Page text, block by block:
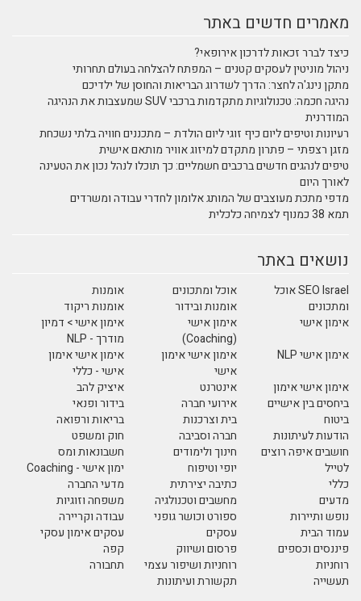
מאמרים חדשים באתר
כיצד לברר זכאות לדרכון אירופאי?
ניהול מוניטין לעסקים קטנים – המפתח להצלחה בעולם תחרותי
מתקן נינג'ה לחצר: הדרך לשדרוג הבריאות והחוסן של ילדיכם
נהיגה חכמה: טכנולוגיות מתקדמות ברכבי SUV שמעצבות את הנהיגה
המודרנית
רעיונות וטיפים ליום כיף זוגי ליום הולדת – מתכננים חוויה בלתי נשכחת
מזגן רצפתי – פתרון מתקדם למיזוג אוויר מותאם אישית
טיפים לנהגים חדשים ברכבים חשמליים: כך תוכלו לנהל נכון את הטעינה
לאורך היום
מדפי מתכת מעוצבים של המותג אלומון לחדרי עבודה ומשרדים
תמא 38 כמנוף לצמיחה כלכלית
נושאים באתר
SEO Israel אוכל
ומתכונים
אוכל ומתכונים
אומנות
אומנות ובידור
אומנות ריקוד
אימון אישי
אימון אישי
(Coaching)
אימון אישי > דמיון
מודרך - NLP
אימון אישי NLP
אימון אישי אימון
אישי
אימון אישי אימון
אישי - כללי
אימון אישי אימון
ביחסים בין אישיים
אינטרנט
איציק להב
אירועי חברה
בידור ופנאי
ביטוח
בית וצרכנות
בריאות ורפואה
הודעות לעיתונות
חברה וסביבה
חוק ומשפט
חושבים איפה רוצים
לטייל
חינוך ולימודים
חשבונאות ומס
יופי וטיפוח
ימון אישי - Coaching
כללי
כתיבה יצירתית
מדעי החברה
מדעים
מחשבים וטכנולגיה
משפחה וזוגיות
נופש ותיירות
ספורט וכושר גופני
עבודה וקריירה
עמוד הבית
עסקים
עסקים אימון עסקי
פיננסים וכספים
פרסום ושיווק
קפה
רוחניות
רוחניות ושיפור עצמי
תחבורה
תעשייה
תקשורת ועיתונות